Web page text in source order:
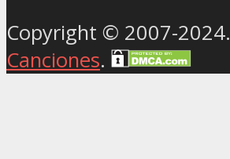
Copyright © 2007-2024.
Canciones.